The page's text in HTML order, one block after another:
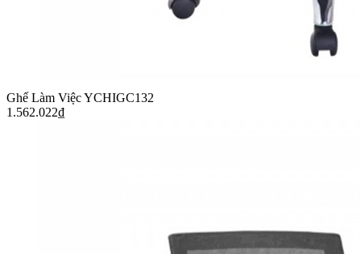
Ghế Làm Việc YCHIGC132
1.562.022₫